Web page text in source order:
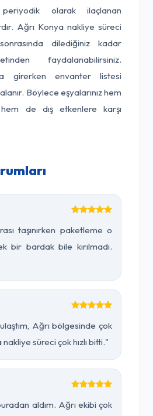
olarak ilaçlanan
Ağrı Konya nakliye süreci
dilediğiniz kadar
faydalanabilirsiniz.
girerken envanter listesi
Böylece eşyalarınız hem
de dış etkenlere karşı
taşınırken paketleme o
bir bardak bile kırılmadı.
Ağrı bölgesinde çok
süreci çok hızlı bitti."
aldım. Ağrı ekibi çok